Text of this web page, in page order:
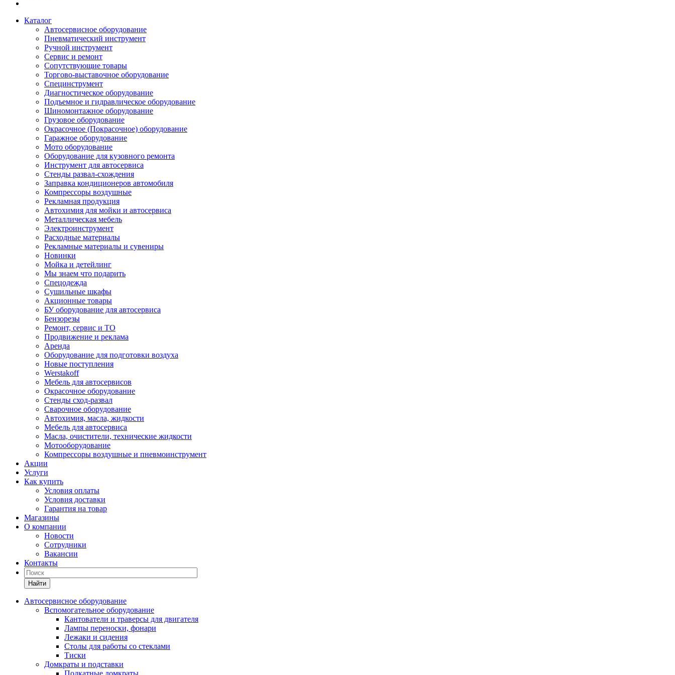
Каталог
Автосервисное оборудование
Пневматический инструмент
Ручной инструмент
Сервис и ремонт
Сопутствующие товары
Торгово-выставочное оборудование
Специнструмент
Диагностическое оборудование
Подъемное и гидравлическое оборудование
Шиномонтажное оборудование
Грузовое оборудование
Окрасочное (Покрасочное) оборудование
Гаражное оборудование
Мото оборудование
Оборудование для кузовного ремонта
Инструмент для автосервиса
Стенды развал-схождения
Заправка кондиционеров автомобиля
Компрессоры воздушные
Рекламная продукция
Автохимия для мойки и автосервиса
Металлическая мебель
Электроинструмент
Расходные материалы
Рекламные материалы и сувениры
Новинки
Мойка и детейлинг
Мы знаем что подарить
Спецодежда
Сушильные шкафы
Акционные товары
БУ оборудование для автосервиса
Бензорезы
Ремонт, сервис и ТО
Продвижение и реклама
Аренда
Оборудование для подготовки воздуха
Новые поступления
Werstakoff
Мебель для автосервисов
Окрасочное оборудование
Стенды сход-развал
Сварочное оборудование
Автохимия, масла, жидкости
Мебель для автосервиса
Масла, очистители, технические жидкости
Мотооборудование
Компрессоры воздушные и пневмоинструмент
Акции
Услуги
Как купить
Условия оплаты
Условия доставки
Гарантия на товар
Магазины
О компании
Новости
Сотрудники
Вакансии
Контакты
Найти
Автосервисное оборудование
Вспомогательное оборудование
Кантователи и траверсы для двигателя
Лампы переноски, фонари
Лежаки и сидения
Столы для работы со стеклами
Тиски
Домкраты и подставки
Подкатные домкраты